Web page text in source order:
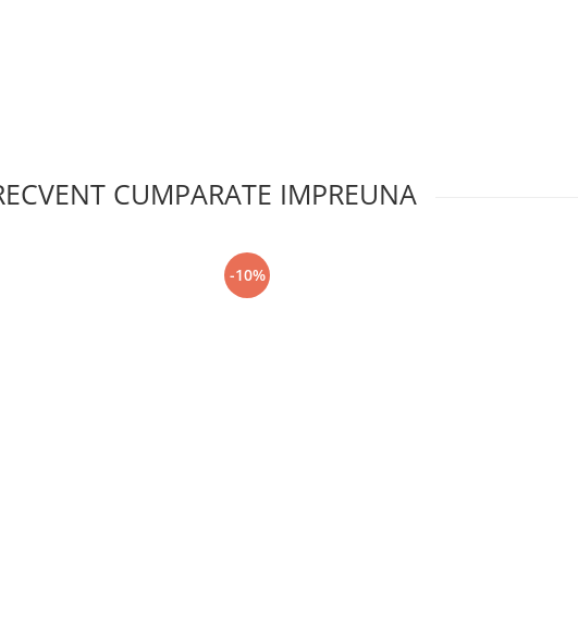
CUMPARATE IMPREUNA
-10%